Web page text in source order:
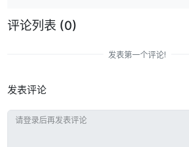
评论列表 (0)
发表第一个评论!
发表评论